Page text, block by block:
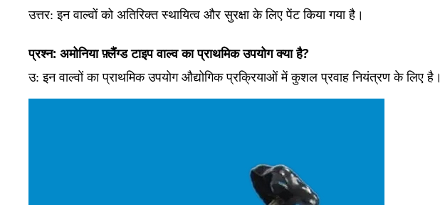
उत्तर: इन वाल्वों को अतिरिक्त स्थायित्व और सुरक्षा के लिए पेंट किया गया है।
प्रश्न: अमोनिया फ़्लैंग्ड टाइप वाल्व का प्राथमिक उपयोग क्या है?
उ:इन वाल्वों का प्राथमिक उपयोग औद्योगिक प्रक्रियाओं में कुशल प्रवाह नियंत्रण के लिए है।